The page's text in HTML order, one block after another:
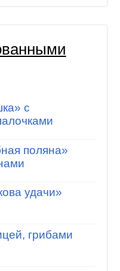
с
поляна»
удачи»
грибами